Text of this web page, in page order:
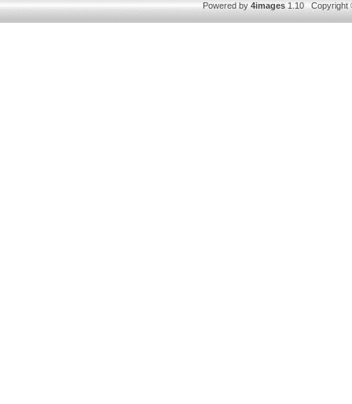
Powered by4images1.10 Copyright